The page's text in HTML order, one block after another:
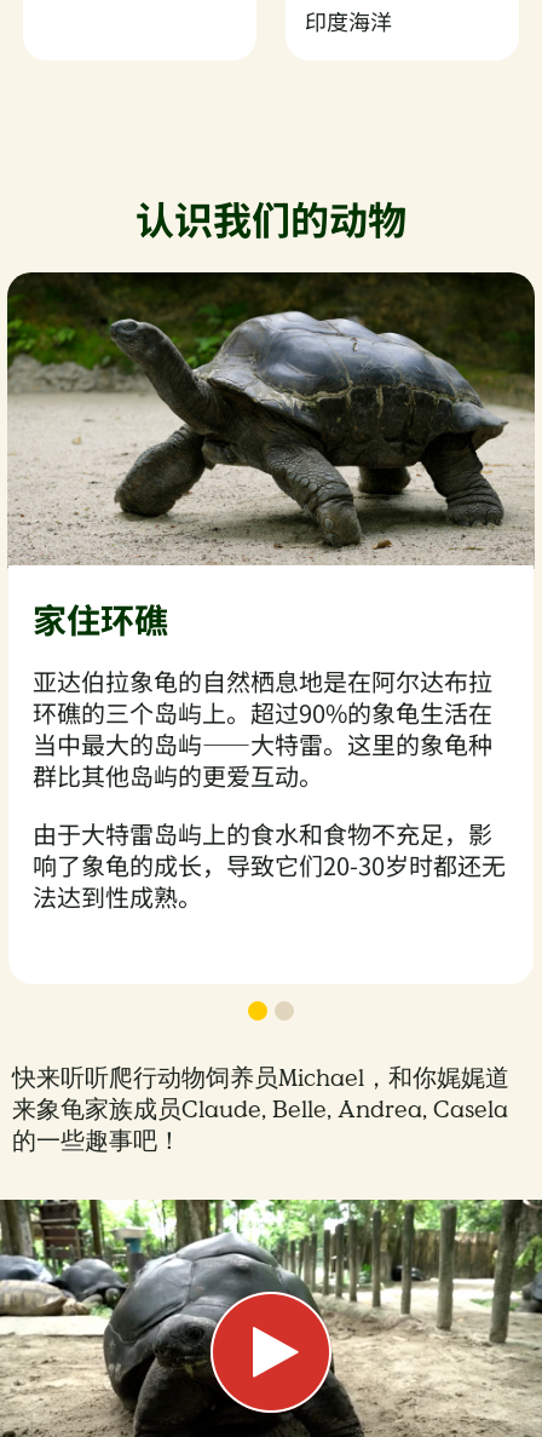
印度海洋
认识我们的动物
家住环礁
亚达伯拉象龟的自然栖息地是在阿尔达布拉
环礁的三个岛屿上。超过90%的象龟生活在
当中最大的岛屿——大特雷。这里的象龟种
群比其他岛屿的更爱互动。
由于大特雷岛屿上的食水和食物不充足，影
响了象龟的成长，导致它们20-30岁时都还无
法达到性成熟。
快来听听爬行动物饲养员Michael，和你娓娓道
来象龟家族成员Claude, Belle, Andrea, Casela
的一些趣事吧！